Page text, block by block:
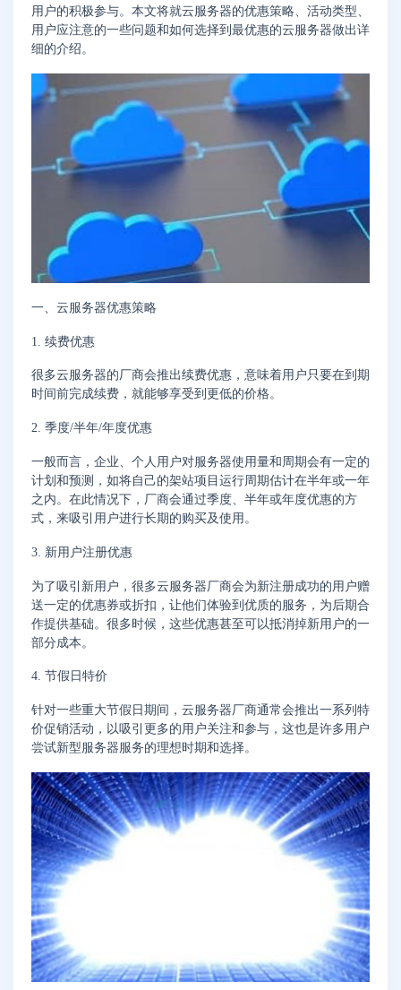
用户的积极参与。本文将就云服务器的优惠策略、活动类型、
用户应注意的一些问题和如何选择到最优惠的云服务器做出详
细的介绍。
一、云服务器优惠策略
1. 续费优惠
很多云服务器的厂商会推出续费优惠，意味着用户只要在到期
时间前完成续费，就能够享受到更低的价格。
2. 季度/半年/年度优惠
一般而言，企业、个人用户对服务器使用量和周期会有一定的
计划和预测，如将自己的架站项目运行周期估计在半年或一年
之内。在此情况下，厂商会通过季度、半年或年度优惠的方
式，来吸引用户进行长期的购买及使用。
3. 新用户注册优惠
为了吸引新用户，很多云服务器厂商会为新注册成功的用户赠
送一定的优惠券或折扣，让他们体验到优质的服务，为后期合
作提供基础。很多时候，这些优惠甚至可以抵消掉新用户的一
部分成本。
4. 节假日特价
针对一些重大节假日期间，云服务器厂商通常会推出一系列特
价促销活动，以吸引更多的用户关注和参与，这也是许多用户
尝试新型服务器服务的理想时期和选择。